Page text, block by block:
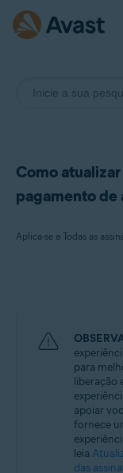
Como
pagamento de
Aplica-se a Todas as
Sistemas
Todos os sistemas
para
liberação
apoiar
fornece
leia
das